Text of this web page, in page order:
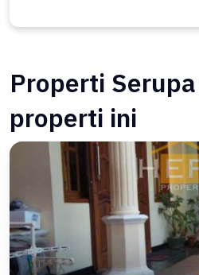
Properti
properti ini